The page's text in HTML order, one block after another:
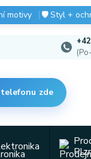
motivy 🛡️Styl +
zde